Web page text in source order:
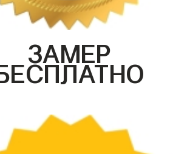
ЗАМЕР